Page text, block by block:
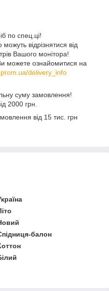
по спец.ці!
відрізнятися від
Вашого монітора!
можете ознайомитися на
delivery_info
суму замовлення!
2000 грн.
від 15 тис. грн
балон